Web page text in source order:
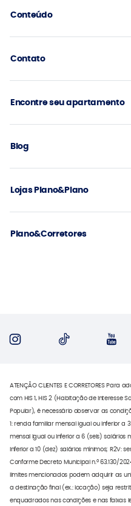
Conteúdo
Contato
Encontre seu apartamento
Blog
Lojas Plano&Plano
Plano&Corretores
ATENÇÃO CLIENTES E CORRETORES
com HIS 1, HIS 2 (Habitação de Interesse
Popular), é necessário observar as
1: renda familiar mensal igual ou inferior a
mensal igual ou inferior a 6 (seis) salários
inferior a 10 (dez) salários mínimos; R2V:
Conforme Decreto Municipal n.º 63.130/
limites mencionados podem adquirir as
a destinação final (ex.: locação) seja
enquadrados nas condições e nas faixas